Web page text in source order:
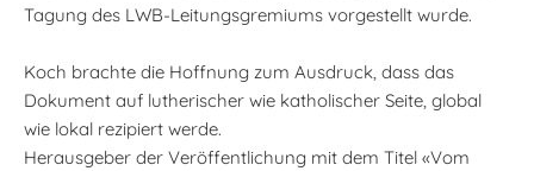
Tagung des LWB-Leitungsgremiums vorgestellt wurde.
Koch brachte die Hoffnung zum Ausdruck, dass das
Dokument auf lutherischer wie katholischer Seite, global
wie lokal rezipiert werde.
Herausgeber der Veröffentlichung mit dem Titel «Vom